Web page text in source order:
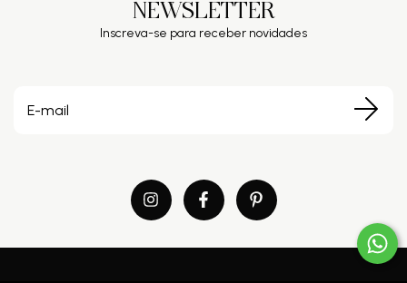
NEWSLETTER
Inscreva-se para receber novidades